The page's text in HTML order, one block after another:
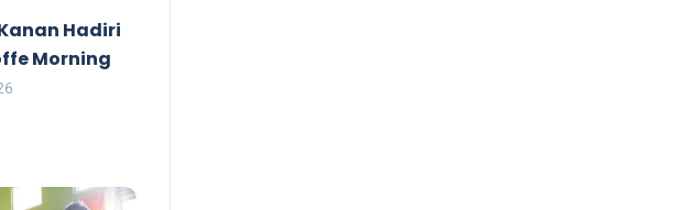
Hadiri
Morning